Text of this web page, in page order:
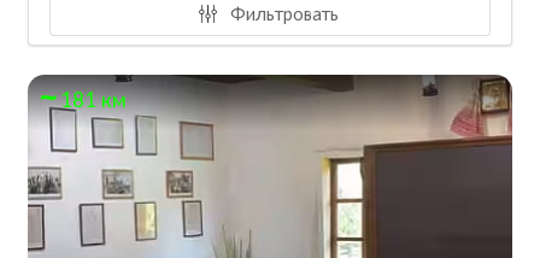
Фильтровать
181 км